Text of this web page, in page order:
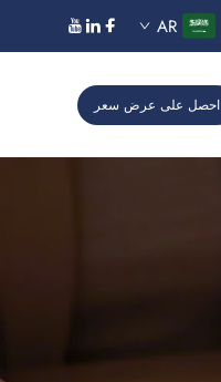
AR
احصل على عرض سعر